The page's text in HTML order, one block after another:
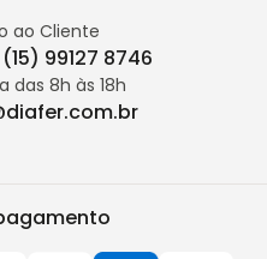
ao Cliente
99127 8746
das 8h às 18h